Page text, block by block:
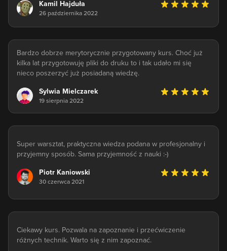
Kamil Hajduła
26 października 2022
Bardzo dobrze merytorycznie przygotowany kurs. Choć już
kilka lat przygotowuję pliki do druku to i tak udało mi się
nieco poszerzyć już posiadaną wiedzę.
Sylwia Mielczarek
19 sierpnia 2022
Super warsztat, praktyczna wiedza podana w profesjonalny i
przyjemny sposób. Sama przyjemność z nauki :-)
Piotr Kaniowski
30 czerwca 2021
Ciekawy kurs. Pozwala na zapoznanie i przećwiczenie
różnych technik. Warto się z nim zapoznać.